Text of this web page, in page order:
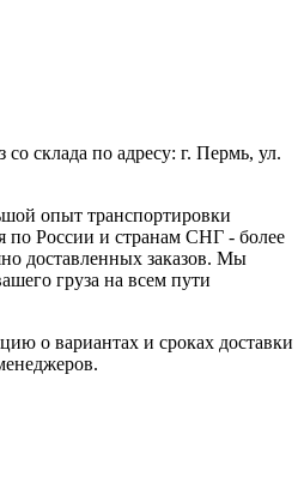
склада по адресу: г. Пермь, ул.
опыт транспортировки
по России и странам СНГ - более
доставленных заказов. Мы
груза на всем пути
о вариантах и сроках доставки